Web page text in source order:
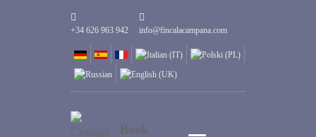
+34 626 963 942 info@fincalacampana.com
Book